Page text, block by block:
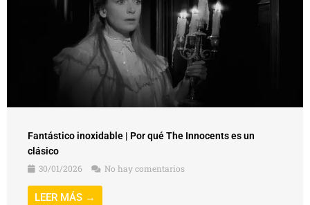
Fantástico inoxidable | Por qué The Innocents es un
clásico
30/01/2026
No hay comentarios
LEER MÁS →